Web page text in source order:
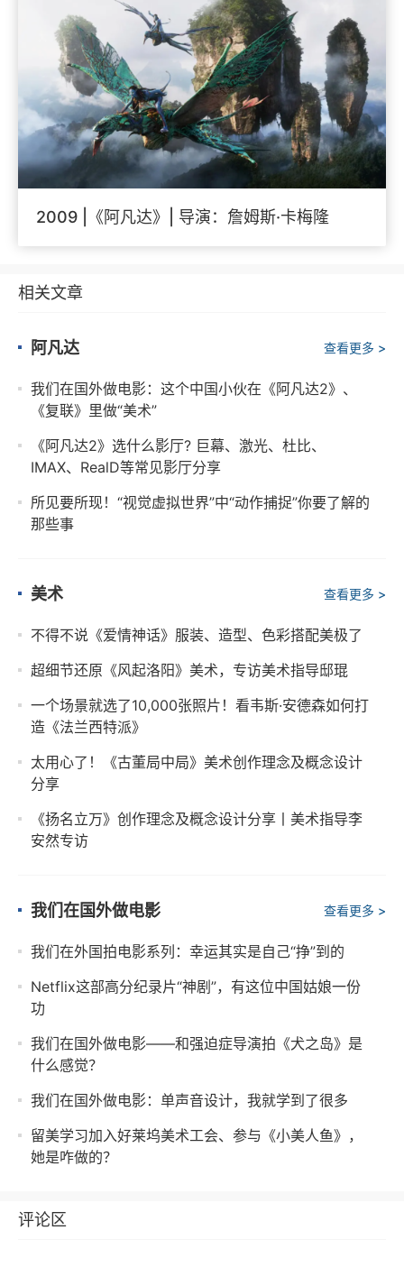
2009 |《阿凡达》| 导演：詹姆斯·卡梅隆
相关文章
阿凡达 查看更多 >
我们在国外做电影：这个中国小伙在《阿凡达2》、
《复联》里做“美术”
《阿凡达2》选什么影厅? 巨幕、激光、杜比、
IMAX、RealD等常见影厅分享
所见要所现！“视觉虚拟世界”中“动作捕捉”你要了解的
那些事
美术 查看更多 >
不得不说《爱情神话》服装、造型、色彩搭配美极了
超细节还原《风起洛阳》美术，专访美术指导邸琨
一个场景就选了10,000张照片！看韦斯·安德森如何打
造《法兰西特派》
太用心了！《古董局中局》美术创作理念及概念设计
分享
《扬名立万》创作理念及概念设计分享丨美术指导李
安然专访
我们在国外做电影 查看更多 >
我们在外国拍电影系列：幸运其实是自己“挣”到的
Netflix这部高分纪录片“神剧”，有这位中国姑娘一份
功
我们在国外做电影——和强迫症导演拍《犬之岛》是
什么感觉？
我们在国外做电影：单声音设计，我就学到了很多
留美学习加入好莱坞美术工会、参与《小美人鱼》，
她是咋做的？
评论区